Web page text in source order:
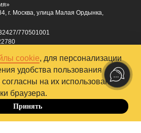
cookie, для персонализации
удобства пользования
на их использование,
браузера.
Принять
770501001
курсов за пределами РФ
г. Москва, улица Малая Ордынка,